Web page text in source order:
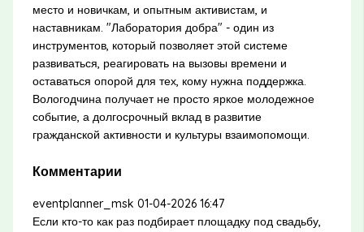
место и новичкам, и опытным активистам, и
наставникам. "Лаборатория добра" - один из
инструментов, который позволяет этой системе
развиваться, реагировать на вызовы времени и
оставаться опорой для тех, кому нужна поддержка.
Вологодчина получает не просто яркое молодежное
событие, а долгосрочный вклад в развитие
гражданской активности и культуры взаимопомощи.
Комментарии
eventplanner_msk 01-04-2026 16:47
Если кто-то как раз подбирает площадку под свадьбу,